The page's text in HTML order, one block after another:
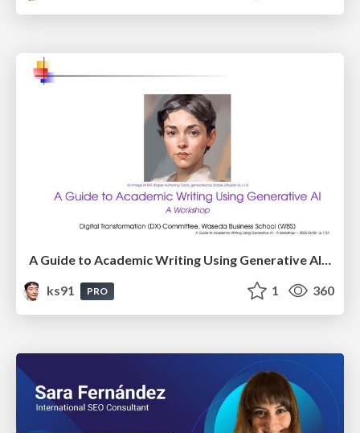
A Guide to Academic Writing Using Generative AI - A Workshop
ks91
PRO 1 360